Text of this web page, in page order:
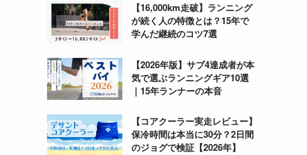
【16,000km走破】ランニング
が続く人の特徴とは？15年で
学んだ継続のコツ7選
【2026年版】サブ4達成者が本
気で選ぶランニングギア10選
｜15年ランナーの本音
【コアクーラー実走レビュー】
保冷時間は本当に30分？2日間
のジョグで検証【2026年】